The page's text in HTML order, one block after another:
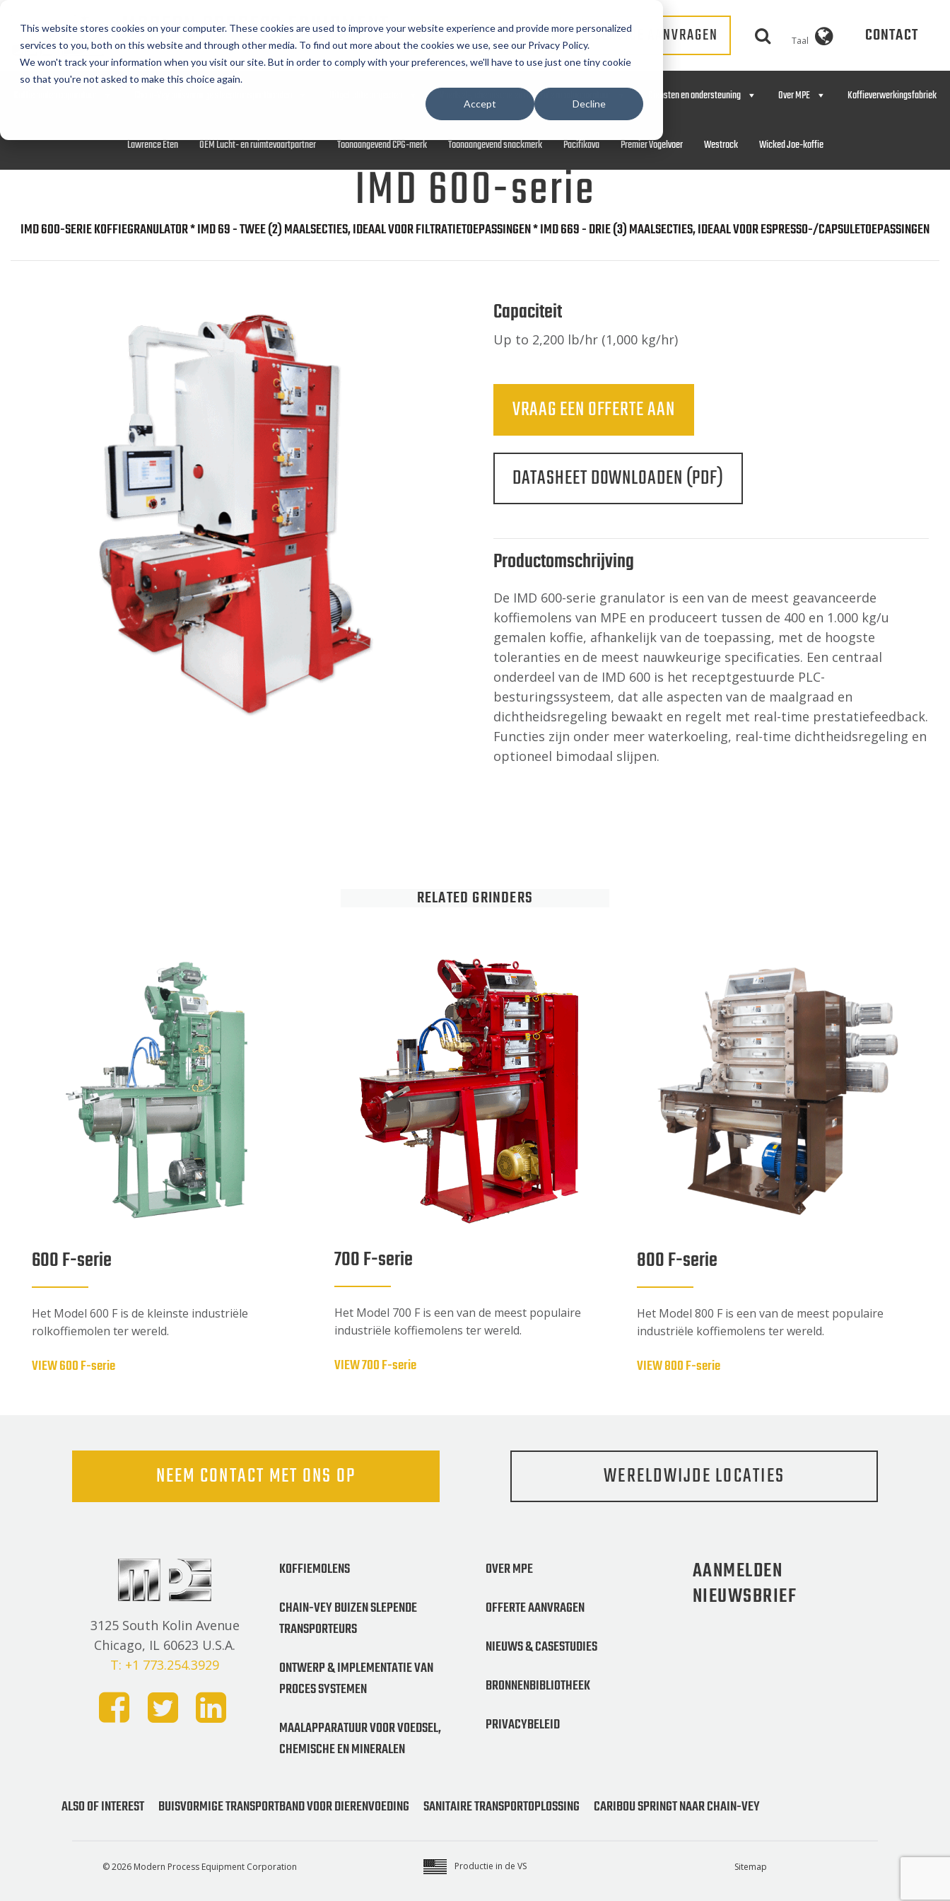
This website stores cookies on your computer. These cookies are used to improve your website experience and provide more personalized
services to you, both on this website and through other media. To find out more about the cookies we use, see our Privacy Policy.
We won't track your information when you visit our site. But in order to comply with your preferences, we'll have to use just one tiny cookie
so that you're not asked to make this choice again.
Accept Decline
MODERN PROCESS EQUIPMENT
CORPORATION OFFERTE AANVRAGEN SERVICE AANVRAGEN Taal CONTACT
Voedsel-, chemische en minerale maalapparatuur Diensten en ondersteuning Over MPE Koffieverwerkingsfabriek
Lawrence Eten OEM Lucht- en ruimtevaartpartner Toonaangevend CPG-merk Toonaangevend snackmerk Pacifikava Premier Vogelvoer Westrock Wicked Joe-koffie
IMD 600-serie
IMD 600-SERIE KOFFIEGRANULATOR * IMD 69 - TWEE (2) MAALSECTIES, IDEAAL VOOR FILTRATIETOEPASSINGEN * IMD 669 - DRIE (3) MAALSECTIES, IDEAAL VOOR ESPRESSO-/CAPSULETOEPASSINGEN
Capaciteit
Up to 2,200 lb/hr (1,000 kg/hr)
VRAAG EEN OFFERTE AAN
DATASHEET DOWNLOADEN (PDF)
Productomschrijving
De IMD 600-serie granulator is een van de meest geavanceerde
koffiemolens van MPE en produceert tussen de 400 en 1.000 kg/u
gemalen koffie, afhankelijk van de toepassing, met de hoogste
toleranties en de meest nauwkeurige specificaties. Een centraal
onderdeel van de IMD 600 is het receptgestuurde PLC-
besturingssysteem, dat alle aspecten van de maalgraad en
dichtheidsregeling bewaakt en regelt met real-time prestatiefeedback.
Functies zijn onder meer waterkoeling, real-time dichtheidsregeling en
optioneel bimodaal slijpen.
RELATED GRINDERS
600 F-serie
Het Model 600 F is de kleinste industriële
rolkoffiemolen ter wereld.
VIEW 600 F-serie
700 F-serie
Het Model 700 F is een van de meest populaire
industriële koffiemolens ter wereld.
VIEW 700 F-serie
800 F-serie
Het Model 800 F is een van de meest populaire
industriële koffiemolens ter wereld.
VIEW 800 F-serie
NEEM CONTACT MET ONS OP WERELDWIJDE LOCATIES
3125 South Kolin Avenue
Chicago, IL 60623 U.S.A.
T: +1 773.254.3929
KOFFIEMOLENS
CHAIN-VEY BUIZEN SLEPENDE
TRANSPORTEURS
ONTWERP & IMPLEMENTATIE VAN
PROCES SYSTEMEN
MAALAPPARATUUR VOOR VOEDSEL,
CHEMISCHE EN MINERALEN
OVER MPE
OFFERTE AANVRAGEN
NIEUWS & CASESTUDIES
BRONNENBIBLIOTHEEK
PRIVACYBELEID
AANMELDEN
NIEUWSBRIEF
ALSO OF INTEREST BUISVORMIGE TRANSPORTBAND VOOR DIERENVOEDING SANITAIRE TRANSPORTOPLOSSING CARIBOU SPRINGT NAAR CHAIN-VEY
Productie in de VS Sitemap
© 2026 Modern Process Equipment Corporation